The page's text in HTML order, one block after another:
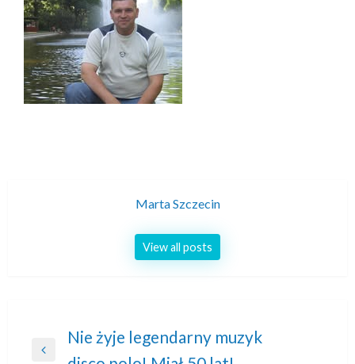
Marta Szczecin
View all posts
Nawigacja
Nie żyje legendarny muzyk